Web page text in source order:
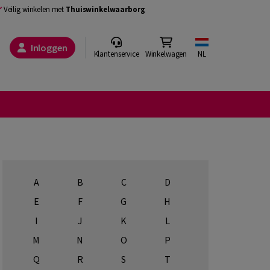
Veilig winkelen met Thuiswinkelwaarborg
Inloggen Klantenservice Winkelwagen NL
A B C
D
E
F G
H
I
J K
L
M
N O
P
Q
R S
T